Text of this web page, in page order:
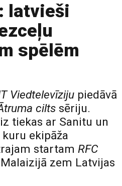
: latvieši
spēlēm
Viedtelevīziju piedāvā
cilts sēriju.
tiekas ar Sanitu un
ekipāža
startamRFC
zem Latvijas